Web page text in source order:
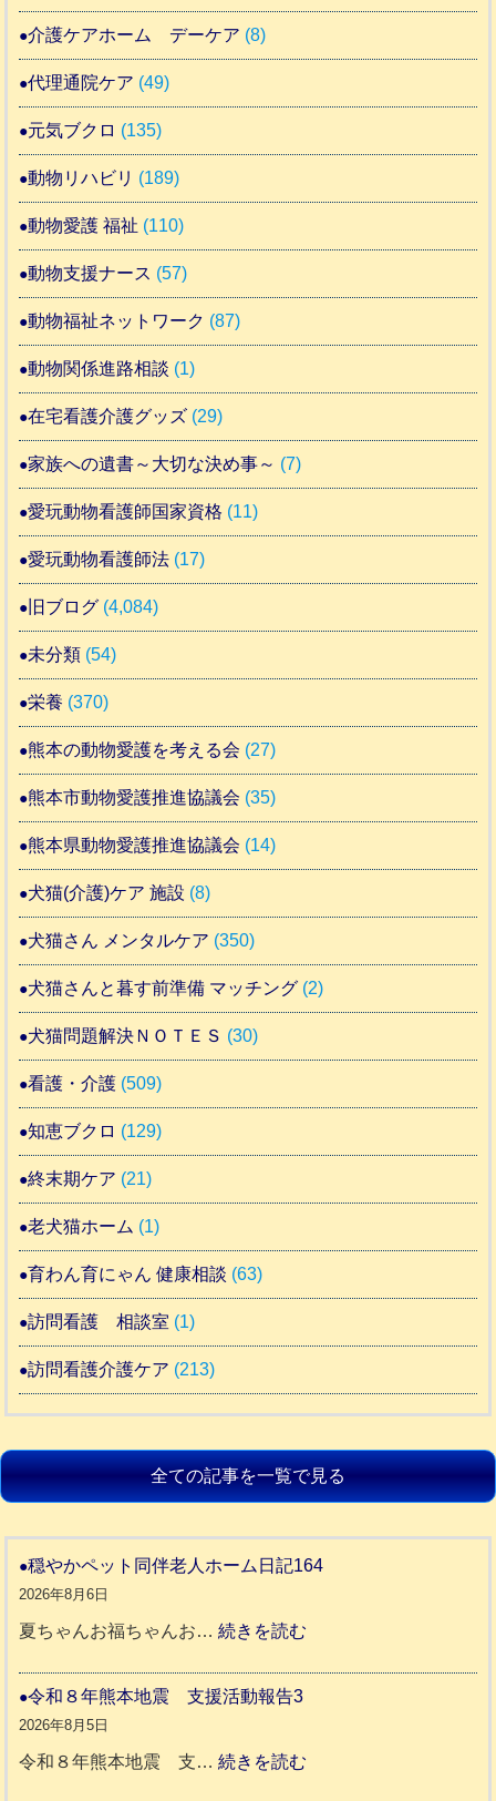
介護ケアホーム デーケア (8)
代理通院ケア (49)
元気ブクロ (135)
動物リハビリ (189)
動物愛護 福祉 (110)
動物支援ナース (57)
動物福祉ネットワーク (87)
動物関係進路相談 (1)
在宅看護介護グッズ (29)
家族への遺書～大切な決め事～ (7)
愛玩動物看護師国家資格 (11)
愛玩動物看護師法 (17)
旧ブログ (4,084)
未分類 (54)
栄養 (370)
熊本の動物愛護を考える会 (27)
熊本市動物愛護推進協議会 (35)
熊本県動物愛護推進協議会 (14)
犬猫(介護)ケア 施設 (8)
犬猫さん メンタルケア (350)
犬猫さんと暮す前準備 マッチング (2)
犬猫問題解決ＮＯＴＥＳ (30)
看護・介護 (509)
知恵ブクロ (129)
終末期ケア (21)
老犬猫ホーム (1)
育わん育にゃん 健康相談 (63)
訪問看護 相談室 (1)
訪問看護介護ケア (213)
全ての記事を一覧で見る
穏やかペット同伴老人ホーム日記164
2026年8月6日
夏ちゃんお福ちゃんお…続きを読む
令和８年熊本地震 支援活動報告3
2026年8月5日
令和８年熊本地震 支…続きを読む